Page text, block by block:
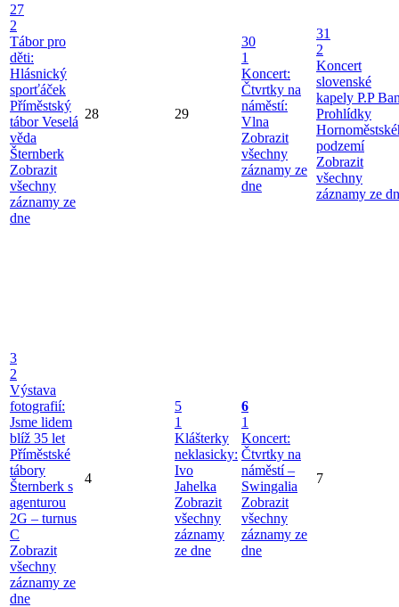
27
2
Tábor pro
děti:
Hlásnický
sporťáček
Příměstský
tábor Veselá
věda
Šternberk
Zobrazit
všechny
záznamy ze
dne
28 29
30
1
Koncert:
Čtvrtky na
náměstí:
Vlna
Zobrazit
všechny
záznamy ze
dne
31
2
Koncert
slovenské
kapely P.P
Prohlídky
podzemí
Zobrazit
všechny
záznamy ze
3
2
Výstava
fotografií:
Jsme lidem
blíž 35 let
Příměstské
tábory
Šternberk s
agenturou
2G – turnus
C
Zobrazit
všechny
záznamy ze
dne
4
5
1
Klášterky
neklasicky:
Ivo
Jahelka
Zobrazit
všechny
záznamy
ze dne
6
1
Koncert:
Čtvrtky na
náměstí –
Swingalia
Zobrazit
všechny
záznamy ze
dne
7